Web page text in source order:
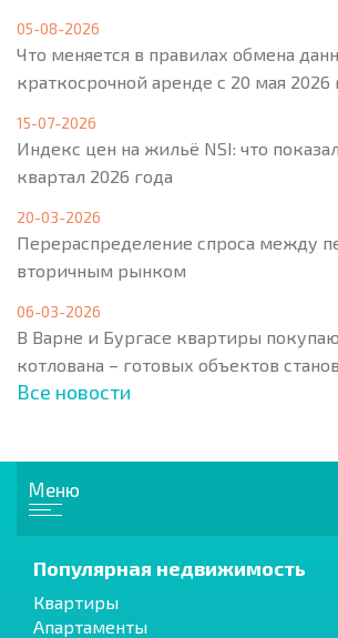
05-08-2026
Что меняется в правилах обмена
краткосрочной аренде с 20 мая 2026
15-07-2026
Индекс цен на жильё NSI: что
квартал 2026 года
20-03-2026
Перераспределение спроса между
вторичным рынком
06-03-2026
В Варне и Бургасе квартиры
котлована – готовых объектов
Все новости
Меню
Популярная недвижимость
Квартиры
Апартаменты